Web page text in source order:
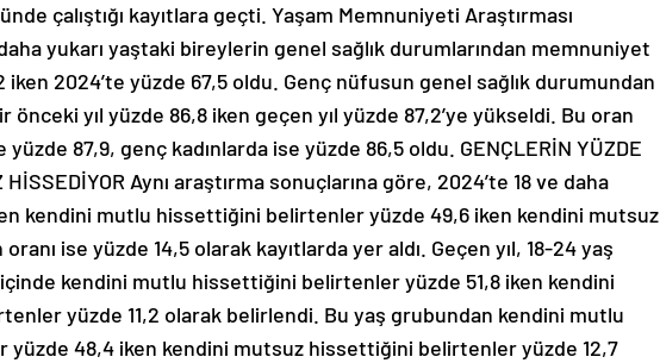
çalıştığı kayıtlara geçti. Yaşam Memnuniyeti Araştırması
yukarı yaştaki bireylerin genel sağlık durumlarından memnuniyet
iken 2024’te yüzde 67,5 oldu. Genç nüfusun genel sağlık durumundan
önceki yıl yüzde 86,8 iken geçen yıl yüzde 87,2’ye yükseldi. Bu oran
87,9, genç kadınlarda ise yüzde 86,5 oldu. GENÇLERİN YÜZDE
HİSSEDİYOR Aynı araştırma sonuçlarına göre, 2024’te 18 ve daha
kendini mutlu hissettiğini belirtenler yüzde 49,6 iken kendini mutsuz
ise yüzde 14,5 olarak kayıtlarda yer aldı. Geçen yıl, 18-24 yaş
kendini mutlu hissettiğini belirtenler yüzde 51,8 iken kendini
yüzde 11,2 olarak belirlendi. Bu yaş grubundan kendini mutlu
yüzde 48,4 iken kendini mutsuz hissettiğini belirtenler yüzde 12,7